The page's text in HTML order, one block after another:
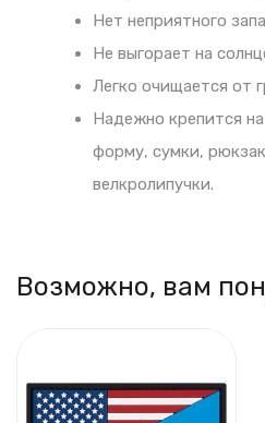
Нет неприятного
Не выгорает на
Легко очищается от
Надежно крепится
форму, сумки,
велкролипучки.
Возможно, вам